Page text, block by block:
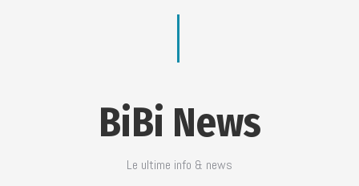
BiBi News
Le ultime info & news